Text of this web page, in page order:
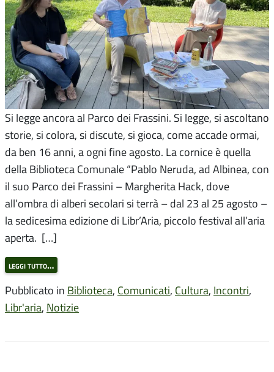
Si legge ancora al Parco dei Frassini. Si legge, si ascoltano
storie, si colora, si discute, si gioca, come accade ormai,
da ben 16 anni, a ogni fine agosto. La cornice è quella
della Biblioteca Comunale “Pablo Neruda, ad Albinea, con
il suo Parco dei Frassini – Margherita Hack, dove
all’ombra di alberi secolari si terrà – dal 23 al 25 agosto –
la sedicesima edizione di Libr’Aria, piccolo festival all’aria
aperta. […]
leggi tutto…
Pubblicato in Biblioteca, Comunicati, Cultura, Incontri,
Libr'aria, Notizie